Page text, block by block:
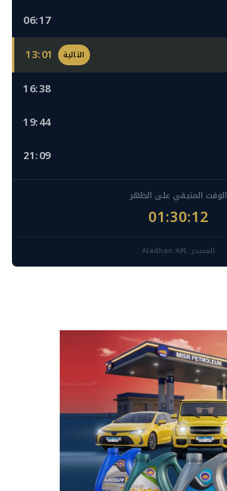
06:17
التالية 13:01
16:38
19:44
21:09
الوقت المتبقي على الظهر
01:30:11
المصدر: Aladhan API